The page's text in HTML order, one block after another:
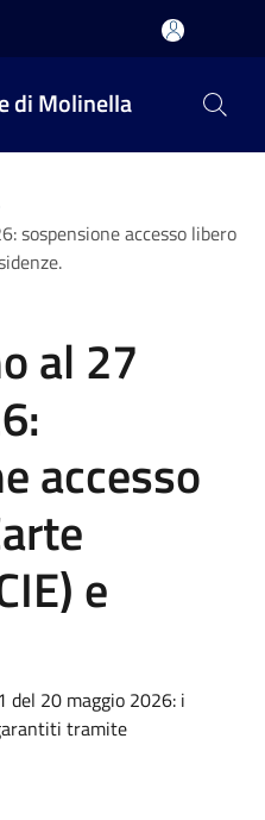
di Molinella
sospensione accesso libero
al 27
accesso
e
del 20 maggio 2026: i
tramite